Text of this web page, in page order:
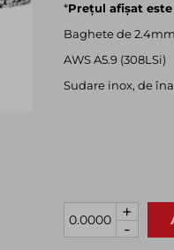
*Prețul afișat
Baghete de
AWS A5.9 (308LSi)
Sudare inox, de
+
-